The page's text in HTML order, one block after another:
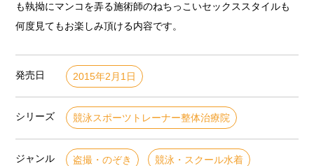
も執拗にマンコを弄る施術師のねちっこいセックススタイルも
何度見てもお楽しみ頂ける内容です。
発売日 2015年2月1日
シリーズ 競泳スポーツトレーナー整体治療院
ジャンル 盗撮・のぞき 競泳・スクール水着